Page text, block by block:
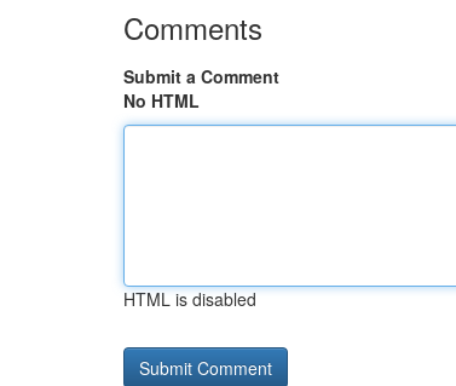
Comments
Submit a Comment
No HTML
HTML is disabled